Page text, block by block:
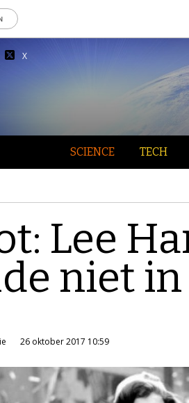
X
SCIENCE TECH
Lee
niet
26 oktober 2017 10:59